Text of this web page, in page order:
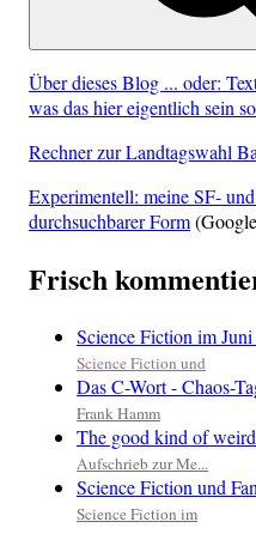
Über dieses Blog ... oder:
was das hier eigentlich sein
Rechner zur Landtagswahl
Experimentell: meine SF-
durchsuchbarer Form
Frisch
Science Fiction im
Science Fiction und
Das C-Wort - Chaos-
Frank Hamm
The good kind of
Aufschrieb zur Me...
Science Fiction und
Science Fiction im